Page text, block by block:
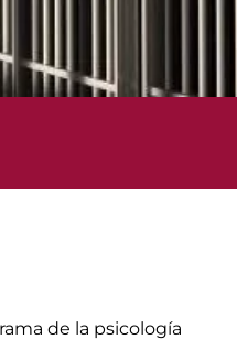
de la psicología